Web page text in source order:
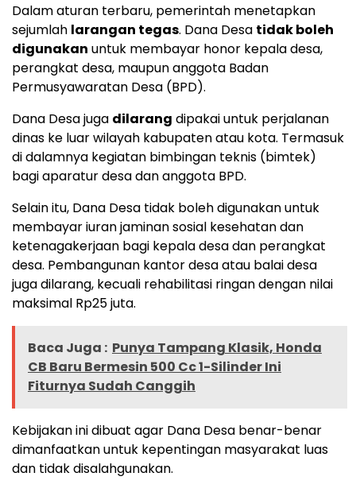
Dalam aturan terbaru, pemerintah menetapkan
sejumlah larangan tegas. Dana Desa tidak boleh
digunakan untuk membayar honor kepala desa,
perangkat desa, maupun anggota Badan
Permusyawaratan Desa (BPD).
Dana Desa juga dilarang dipakai untuk perjalanan
dinas ke luar wilayah kabupaten atau kota. Termasuk
di dalamnya kegiatan bimbingan teknis (bimtek)
bagi aparatur desa dan anggota BPD.
Selain itu, Dana Desa tidak boleh digunakan untuk
membayar iuran jaminan sosial kesehatan dan
ketenagakerjaan bagi kepala desa dan perangkat
desa. Pembangunan kantor desa atau balai desa
juga dilarang, kecuali rehabilitasi ringan dengan nilai
maksimal Rp25 juta.
Baca Juga : Punya Tampang Klasik, Honda
CB Baru Bermesin 500 Cc 1-Silinder Ini
Fiturnya Sudah Canggih
Kebijakan ini dibuat agar Dana Desa benar-benar
dimanfaatkan untuk kepentingan masyarakat luas
dan tidak disalahgunakan.